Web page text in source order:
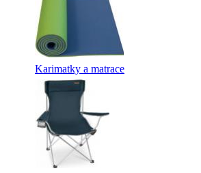
Karimatky a matrace